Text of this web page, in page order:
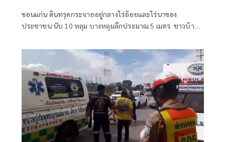
ขอนแก่น ดินทรุดกระจายอยู่กลางไร่อ้อยและไร่นาของ
ประชาชน นับ 10 หลุม บางหลุมลึกประมาณ 5 เมตร ชาวบ้าน
แนวทางช่วยเห